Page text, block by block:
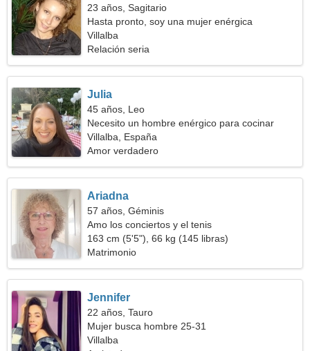
23 años, Sagitario
Hasta pronto, soy una mujer enérgica
Villalba
Relación seria
Julia
45 años, Leo
Necesito un hombre enérgico para cocinar
juntos
Villalba, España
Amor verdadero
Ariadna
57 años, Géminis
Amo los conciertos y el tenis
163 cm (5'5"), 66 kg (145 libras)
Matrimonio
Jennifer
22 años, Tauro
Mujer busca hombre 25-31
Villalba